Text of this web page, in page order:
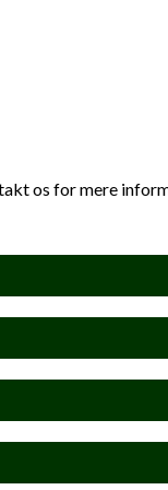
os for mere